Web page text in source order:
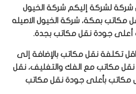
لشركة إليكم شركة الخيول
مكاتب بمكة، شركة الخيول الاصيله
أعلى جودة نقل مكاتب بجدة.
تكلفة نقل مكاتب بالإضافة إلى
نقل مكاتب مع الفك والتغليف، نقل
مكاتب بأعلى جودة نقل مكاتب